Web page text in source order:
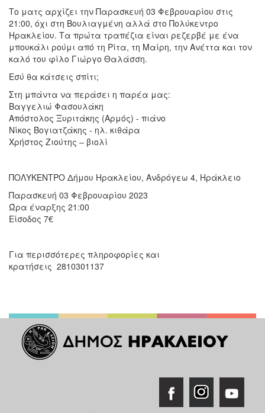
Το ματς αρχίζει την Παρασκευή 03 Φεβρουαρίου στις
21:00, όχι στη Βουλιαγμένη αλλά στο Πολύκεντρο
Ηρακλείου. Τα πρώτα τραπέζια είναι ρεζερβέ με ένα
μπουκάλι ρούμι από τη Ρίτα, τη Μαίρη, την Ανέττα και τον
καλό του φίλο Γιώργο Θαλάσση.
Εσύ θα κάτσεις σπίτι;
Στη μπάντα να περάσει η παρέα μας:
Βαγγελιώ Φασουλάκη
Απόστολος Ξυριτάκης (Αρμός) - πιάνο
Νίκος Βογιατζάκης - ηλ. κιθάρα
Χρήστος Ζιούτης – βιολί
ΠΟΛΥΚΕΝΤΡΟ Δήμου Ηρακλείου, Ανδρόγεω 4, Ηράκλειο
Παρασκευή 03 Φεβρουαρίου 2023
Ώρα έναρξης 21:00
Είσοδος 7€
Για περισσότερες πληροφορίες και
κρατήσεις 2810301137